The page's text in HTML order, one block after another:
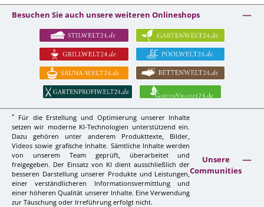
Besuchen Sie auch unsere weiteren Onlineshops
*
Für die Erstellung und Optimierung unserer Inhalte
setzen wir moderne KI-Technologien unterstützend ein.
Dazu gehören unter anderem Produkttexte, Bilder,
Videos sowie grafische Inhalte. Sämtliche Inhalte werden
von unserem Team geprüft, überarbeitet und
freigegeben. Der Einsatz von KI dient ausschließlich der
besseren Darstellung unserer Produkte und Leistungen,
einer verständlicheren Informationsvermittlung und
einer höheren Qualität unserer Inhalte. Eine Verwendung
zur Täuschung oder Irreführung erfolgt nicht.
Unsere
Communities